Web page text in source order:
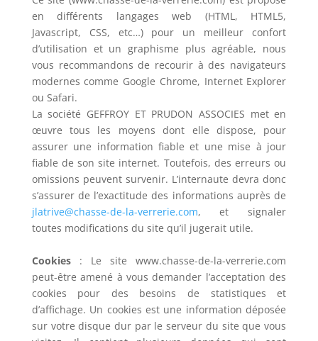
en différents langages web (HTML, HTML5,
Javascript, CSS, etc…) pour un meilleur confort
d’utilisation et un graphisme plus agréable, nous
vous recommandons de recourir à des navigateurs
modernes comme Google Chrome, Internet Explorer
ou Safari.
La société GEFFROY ET PRUDON ASSOCIES met en
œuvre tous les moyens dont elle dispose, pour
assurer une information fiable et une mise à jour
fiable de son site internet. Toutefois, des erreurs ou
omissions peuvent survenir. L’internaute devra donc
s’assurer de l’exactitude des informations auprès de
jlatrive@chasse-de-la-verrerie.com, et signaler
toutes modifications du site qu’il jugerait utile.
Cookies: Le site www.chasse-de-la-verrerie.com
peut-être amené à vous demander l’acceptation des
cookies pour des besoins de statistiques et
d’affichage. Un cookies est une information déposée
sur votre disque dur par le serveur du site que vous